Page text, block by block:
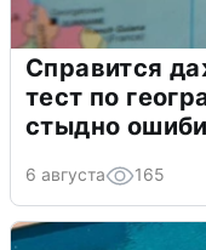
Справится
тест по
стыдно
6 августа 165